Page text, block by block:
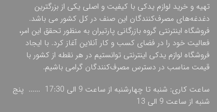
تهیه و خرید لوازم یدکی با کیفیت و اصلی یکی از بزرگترین
دغدغه‌های مصرف‌کنندگان این صنف در کل کشور می باشد.
فروشگاه اینترنتی گروه بازرگانی پارتیران به منظور تحقق این امر،
فعالیت خود را در فضای کسب و کار آنلاین آغاز کرد. با ایجاد
فروشگاه لوازم یدکی اینترنتی توانستیم در هر نقطه از کشور با
قیمت مناسب در دسترس مصرف‌کنندگان گرامی باشیم.
ساعت کاری: شنبه تا چهارشنبه از ساعت 9 الی 17:30 ...... پنج
شنبه از ساعت 9 الی 13